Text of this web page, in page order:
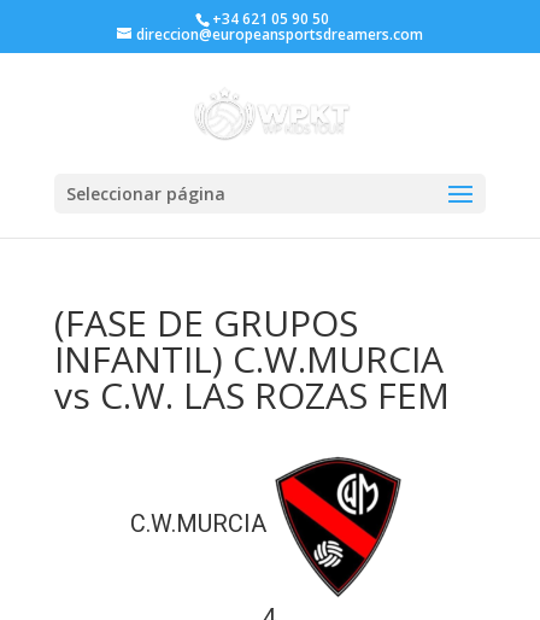
+34 621 05 90 50
direccion@europeansportsdreamers.com
Seleccionar página
(FASE DE GRUPOS
INFANTIL) C.W.MURCIA
vs C.W. LAS ROZAS FEM
C.W.MURCIA